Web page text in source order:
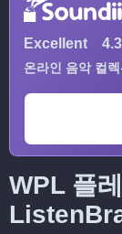
Excellent 4.3
온라인 음악 컬
WPL 플